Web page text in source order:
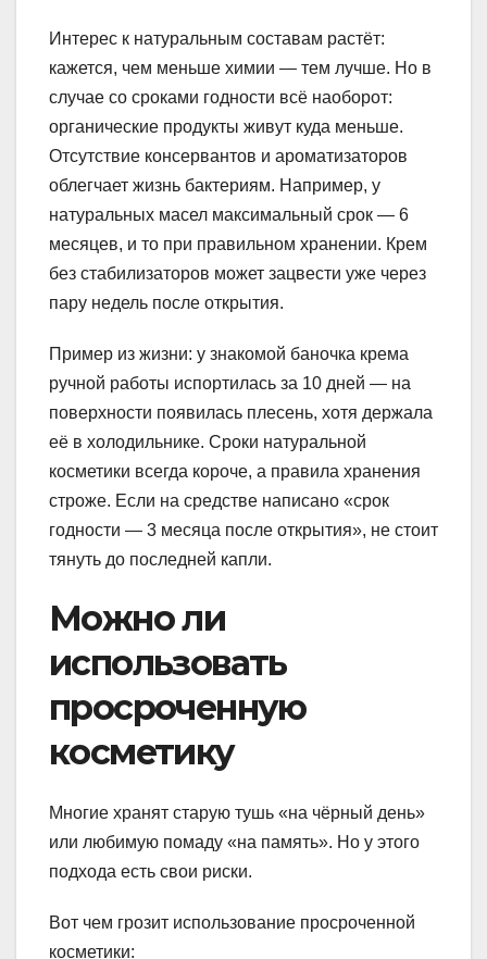
Интерес к натуральным составам растёт:
кажется, чем меньше химии — тем лучше. Но в
случае со сроками годности всё наоборот:
органические продукты живут куда меньше.
Отсутствие консервантов и ароматизаторов
облегчает жизнь бактериям. Например, у
натуральных масел максимальный срок — 6
месяцев, и то при правильном хранении. Крем
без стабилизаторов может зацвести уже через
пару недель после открытия.
Пример из жизни: у знакомой баночка крема
ручной работы испортилась за 10 дней — на
поверхности появилась плесень, хотя держала
её в холодильнике. Сроки натуральной
косметики всегда короче, а правила хранения
строже. Если на средстве написано «срок
годности — 3 месяца после открытия», не стоит
тянуть до последней капли.
Можно ли
использовать
просроченную
косметику
Многие хранят старую тушь «на чёрный день»
или любимую помаду «на память». Но у этого
подхода есть свои риски.
Вот чем грозит использование просроченной
косметики: